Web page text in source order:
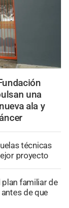
una
ala y
técnicas
proyecto
plan familiar de
de que